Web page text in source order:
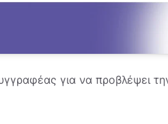
για να προβλέψει